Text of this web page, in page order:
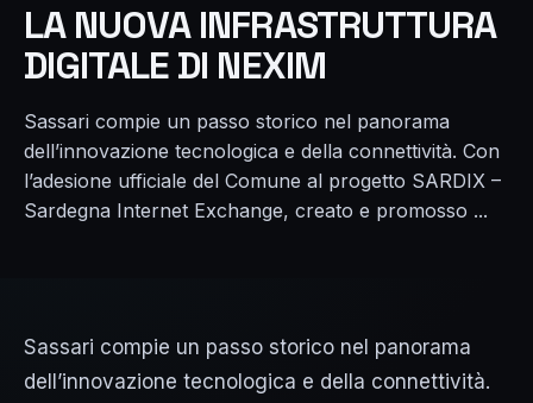
LA NUOVA INFRASTRUTTURA
DIGITALE DI NEXIM
Sassari compie un passo storico nel panorama
dell’innovazione tecnologica e della connettività. Con
l’adesione ufficiale del Comune al progetto SARDIX –
Sardegna Internet Exchange, creato e promosso ...
Sassari compie un passo storico nel panorama
dell’innovazione tecnologica e della connettività.